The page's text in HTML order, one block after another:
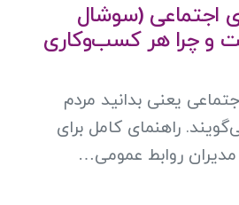
اجتماعی (سوشال
و چرا هر کسب‌وکاری
یعنی بدانید مردم
راهنمای کامل برای
روابط عمومی…